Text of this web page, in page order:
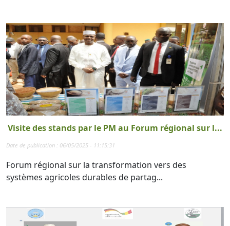
Visite des stands par le PM au Forum régional sur l...
Date de publication : 06/05/2025 - 11:15:31
Forum régional sur la transformation vers des
systèmes agricoles durables de partag...